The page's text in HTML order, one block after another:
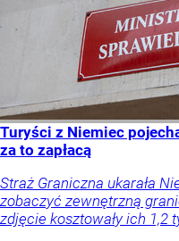
Turyści z Niemiec
za to zapłacą
Straż Graniczna ukarała
zobaczyć zewnętrzną
zdjęcie kosztowały ich 1,2